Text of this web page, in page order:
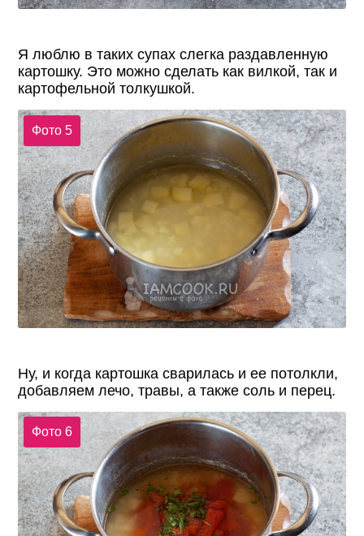
Я люблю в таких супах слегка раздавленную
картошку. Это можно сделать как вилкой, так и
картофельной толкушкой.
Фото 5
Ну, и когда картошка сварилась и ее потолкли,
добавляем лечо, травы, а также соль и перец.
Фото 6